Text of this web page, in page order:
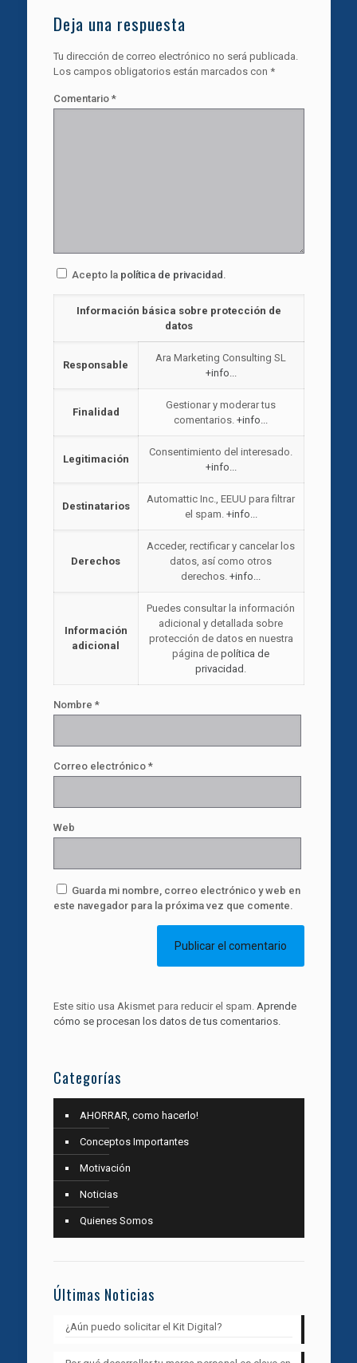
Deja una respuesta
Tu dirección de correo electrónico no será publicada.
Los campos obligatorios están marcados con *
Comentario *
Acepto la política de privacidad
Información básica sobre protección de
datos
Responsable
Ara Marketing Consulting SL
+info...
Finalidad
Gestionar y moderar tus
comentarios. +info...
Legitimación
Consentimiento del interesado.
+info...
Destinatarios
Automattic Inc., EEUU para filtrar
el spam. +info...
Derechos
Acceder, rectificar y cancelar los
datos, así como otros
derechos. +info...
Información
adicional
Puedes consultar la información
adicional y detallada sobre
protección de datos en nuestra
página de política de
privacidad
Nombre *
Correo electrónico *
Web
Guarda mi nombre, correo electrónico y web en
este navegador para la próxima vez que comente.
Este sitio usa Akismet para reducir el spam. Aprende
cómo se procesan los datos de tus comentarios.
Categorías
AHORRAR, como hacerlo!
Conceptos Importantes
Motivación
Noticias
Quienes Somos
Últimas Noticias
¿Aún puedo solicitar el Kit Digital?